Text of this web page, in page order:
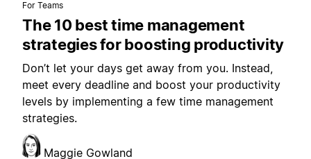
For Teams
The 10 best time management
strategies for boosting productivity
Don’t let your days get away from you. Instead,
meet every deadline and boost your productivity
levels by implementing a few time management
strategies.
Maggie Gowland